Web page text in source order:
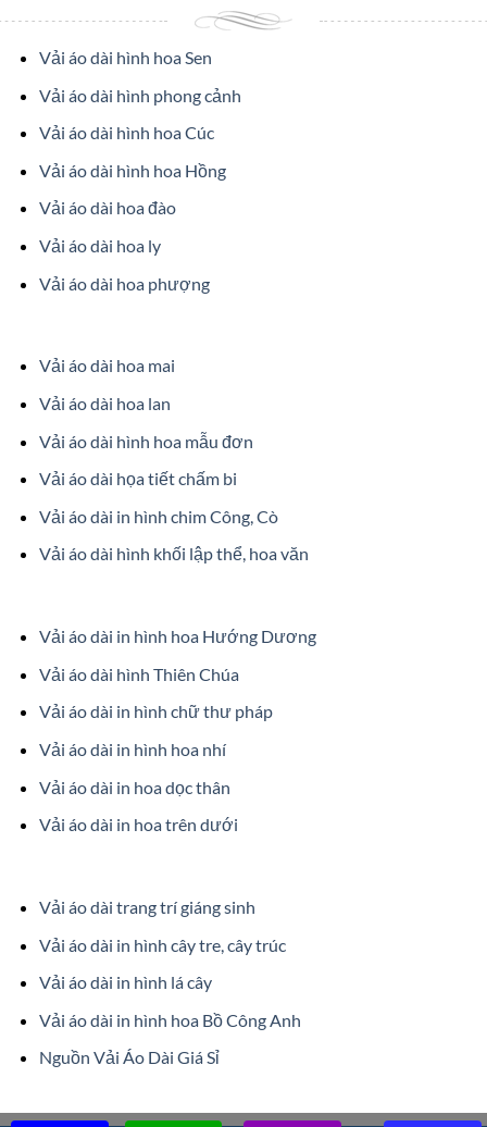
Vải áo dài hình hoa Sen
Vải áo dài hình phong cảnh
Vải áo dài hình hoa Cúc
Vải áo dài hình hoa Hồng
Vải áo dài hoa đào
Vải áo dài hoa ly
Vải áo dài hoa phượng
Vải áo dài hoa mai
Vải áo dài hoa lan
Vải áo dài hình hoa mẫu đơn
Vải áo dài họa tiết chấm bi
Vải áo dài in hình chim Công, Cò
Vải áo dài hình khối lập thể, hoa văn
Vải áo dài in hình hoa Hướng Dương
Vải áo dài hình Thiên Chúa
Vải áo dài in hình chữ thư pháp
Vải áo dài in hình hoa nhí
Vải áo dài in hoa dọc thân
Vải áo dài in hoa trên dưới
Vải áo dài trang trí giáng sinh
Vải áo dài in hình cây tre, cây trúc
Vải áo dài in hình lá cây
Vải áo dài in hình hoa Bồ Công Anh
Nguồn Vải Áo Dài Giá Sỉ